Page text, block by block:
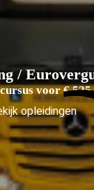
/
voor€
opleidingen